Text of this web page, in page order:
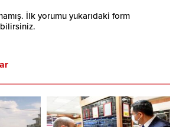
İlk yorumu yukarıdaki form